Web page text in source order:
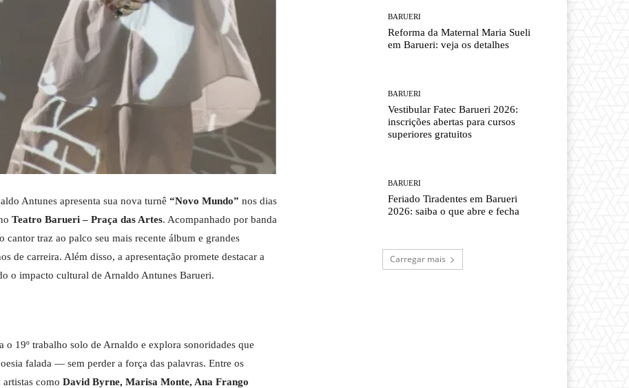
Antunes apresenta sua nova turnê “Novo Mundo” nos dias
Teatro Barueri – Praça das Artes. Acompanhado por banda
cantor traz ao palco seu mais recente álbum e grandes
de carreira. Além disso, a apresentação promete destacar a
o impacto cultural de Arnaldo Antunes Barueri.
o 19º trabalho solo de Arnaldo e explora sonoridades que
falada — sem perder a força das palavras. Entre os
artistas como David Byrne, Marisa Monte, Ana Frango
BARUERI
Reforma da Maternal Maria Sueli
em Barueri: veja os detalhes
BARUERI
Vestibular Fatec Barueri 2026:
inscrições abertas para cursos
superiores gratuitos
BARUERI
Feriado Tiradentes em Barueri
2026: saiba o que abre e fecha
Carregar mais